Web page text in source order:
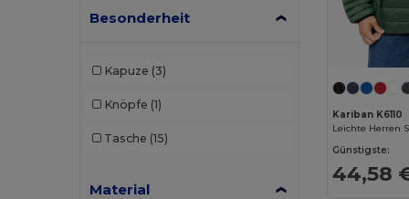
Besonderheit
Kapuze (3)
Knöpfe (1)
Tasche (15)
Material
Kariban K6110
Leichte Herren
Günstigste:
44,58